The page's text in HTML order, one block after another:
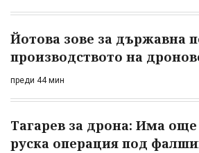
Йотова зове за държавна
производството на
преди 44 мин
Тагарев за дрона: Има още
руска операция под